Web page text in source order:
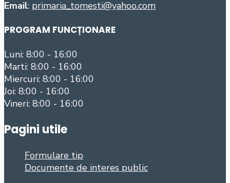
Email: primaria_tomesti@yahoo.com
PROGRAM FUNCȚIONARE
Luni: 8:00 - 16:00
Marti: 8:00 - 16:00
Miercuri: 8:00 - 16:00
Joi: 8:00 - 16:00
Vineri: 8:00 - 16:00
Pagini utile
Formulare tip
Documente de interes public